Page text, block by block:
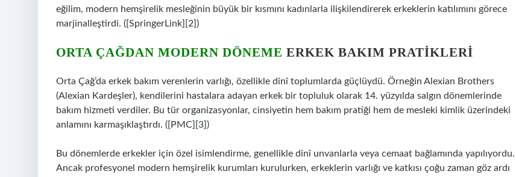
eğilim, modern hemşirelik mesleğinin büyük bir kısmını kadınlarla ilişkilendirerek erkeklerin katılımını görece
marjinalleştirdi. ([SpringerLink][2])
ORTA ÇAĞDAN MODERN DÖNEME ERKEK BAKIM PRATIKLERI
Orta Çağ’da erkek bakım verenlerin varlığı, özellikle dinî toplumlarda güçlüydü. Örneğin Alexian Brothers
(Alexian Kardeşler), kendilerini hastalara adayan erkek bir topluluk olarak 14. yüzyılda salgın dönemlerinde
bakım hizmeti verdiler. Bu tür organizasyonlar, cinsiyetin hem bakım pratiği hem de mesleki kimlik üzerindeki
anlamını karmaşıklaştırdı. ([PMC][3])
Bu dönemlerde erkekler için özel isimlendirme, genellikle dinî unvanlarla veya cemaat bağlamında yapılıyordu.
Ancak profesyonel modern hemşirelik kurumları kurulurken, erkeklerin varlığı ve katkısı çoğu zaman göz ardı